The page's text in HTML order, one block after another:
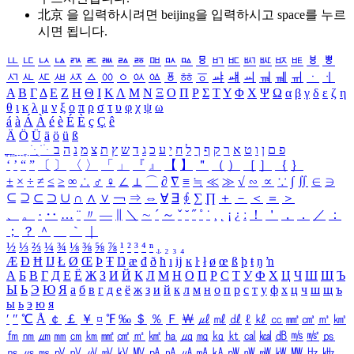
北京 을 입력하시려면 beijing을 입력하시고 space를 누르
시면 됩니다.
ㅥ ㅦ ㅧ ㅨ ㅩ ㅪ ㅫ ㅬ ㅭ ㅮ ㅯ ㅰ ㅱ ㅲ ㅳ ㅴ ㅵ ㅶ ㅷ ㅸ
ㅹ
ㅺ ㅻ ㅼ ㅽ ㅾ ㅿ ㆀ ㆁ ㆂ ㆃ ㆄ ㆅ ㆆ ㆇ ㆈ ㆉ ㆊ ㆋ ㆌ ㆍ
ㆎ
Α Β ΓΔ Ε Ζ Η Θ Ι ΚΛ Μ Ν Ξ Ο Π Ρ Σ ΤΥ Φ Χ Ψ Ω α β γ δ ε ζ η
θ ι κ λ μ ν ξ ο π ρ σ τ υ φ χ ψ ω
á à Á À é è É È ç Ç ê
Ä Ö Ü ä ö ü ß
ִֶֹ ֻּ ׁׂ פ ם ן ו ט א ר ק ף ך ל ח י ע כ ג ד ש ץ ת צ מ נ ה ב
‘ ’ “ ” 〔 〕 〈 〉 「 」 『 』 【 】 ＂ （ ） ［ ］ ｛ ｝
± × ÷ ≠ ≤ ≥ ∞ ∴ ♂ ♀ ∠ ⊥ ⌒ ∂ ∇ ≡ ≒ ≪ ≫ √ ∽ ∝ ∵ ∫ ∬ ∈ ∋
⊆ ⊇ ⊂ ⊃ ∪ ∩ ∧ ∨ ￢ ⇒ ⇔ ∀ ∃ ∮ ∑ ∏ ＋ － ＜ ＝
＞
、
。 · ‥ … ¨ 〃 ― ＼ ∼ ´ ～ ˇ ˘ ˝ ˚ ˙ ¸ ¡ ¿ ː ！ ＇ ， ． ／
：
；
？ ＾ ｀
½ ⅓ ⅔ ¼ ¾ ⅛ ⅜ ⅝ ⅞ ¹ ² ³ ⁴ ⁿ ₁ ₂ ₃ ₄
Æ Ð Ħ Ĳ Ł Ø Œ Þ Ŧ Ŋ æ đ ð ħ ı ĳ ĸ ŀ ł ø œ ß þ ŧ ŋ ŉ
А Б В Г Д Е Ё Ж З И Й К Л М Н О П Р С Т У Ф Х Ц Ч Ш Щ Ъ
Ы Ь Э Ю Я а б в г д е ё ж з и й к л м н о п р с т у ф х ц ч ш щ ъ
ы ь э ю я
′ ″ ℃ Å ￠ ￡ ￥ ¤ ℉ ‰ ＄ ％ Ｆ ￦ ㎕ ㎖ ㎗ ℓ ㎘ ㏄ ㎣ ㎤ ㎥ ㎦
㎙ ㎚ ㎛ ㎜ ㎝ ㎞ ㎟ ㎠ ㎡ ㎢ ㏊ ㎍ ㎎ ㎏ ㏏ ㎈ ㎉ ㏈ ㎧ ㎨ ㎰